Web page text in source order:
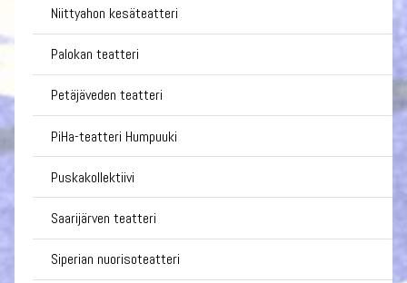
Niittyahon kesäteatteri
Palokan teatteri
Petäjäveden teatteri
PiHa-teatteri Humpuuki
Puskakollektiivi
Saarijärven teatteri
Siperian nuorisoteatteri